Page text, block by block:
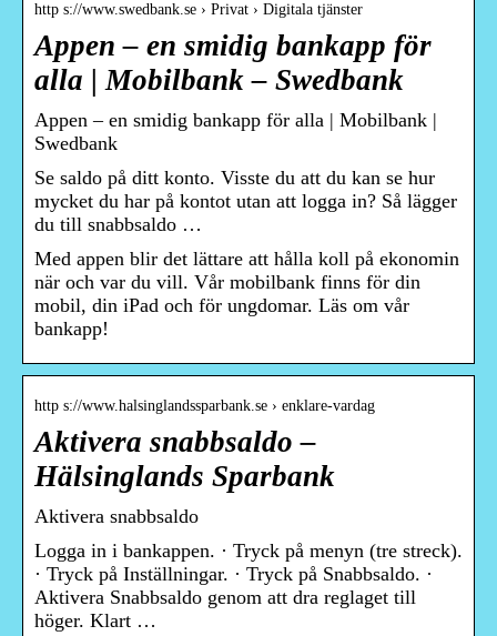
http s://www.swedbank.se › Privat › Digitala tjänster
Appen – en smidig bankapp för
alla | Mobilbank – Swedbank
Appen – en smidig bankapp för alla | Mobilbank |
Swedbank
Se saldo på ditt konto. Visste du att du kan se hur
mycket du har på kontot utan att logga in? Så lägger
du till snabbsaldo …
Med appen blir det lättare att hålla koll på ekonomin
när och var du vill. Vår mobilbank finns för din
mobil, din iPad och för ungdomar. Läs om vår
bankapp!
http s://www.halsinglandssparbank.se › enklare-vardag
Aktivera snabbsaldo –
Hälsinglands Sparbank
Aktivera snabbsaldo
Logga in i bankappen. · Tryck på menyn (tre streck).
· Tryck på Inställningar. · Tryck på Snabbsaldo. ·
Aktivera Snabbsaldo genom att dra reglaget till
höger. Klart …